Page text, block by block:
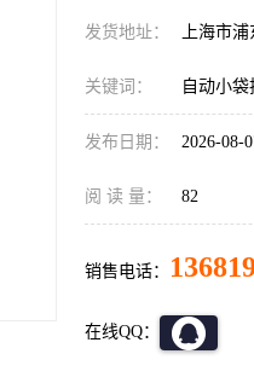
发货地址： 上海市
关键词： 自动小
发布日期： 2026-08-
阅 读 量： 82
销售电话：
在线QQ：